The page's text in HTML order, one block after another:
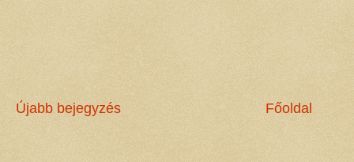
Újabb bejegyzés Főoldal